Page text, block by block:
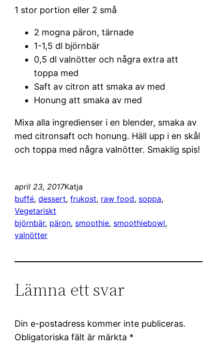
1 stor portion eller 2 små
2 mogna päron, tärnade
1-1,5 dl björnbär
0,5 dl valnötter och några extra att
toppa med
Saft av citron att smaka av med
Honung att smaka av med
Mixa alla ingredienser i en blender, smaka av
med citronsaft och honung. Häll upp i en skål
och toppa med några valnötter. Smaklig spis!
april 23, 2017Katja
buffé, dessert, frukost, raw food, soppa
Vegetariskt
björnbär, päron, smoothie, smoothiebowl
valnötter
Lämna ett svar
Din e-postadress kommer inte publiceras.
Obligatoriska fält är märkta *